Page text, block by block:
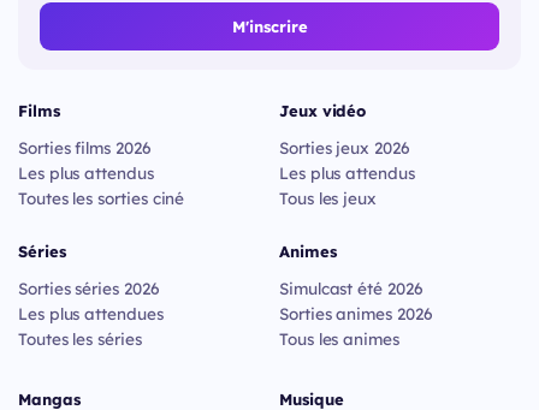
M'inscrire
Films
Sorties films 2026
Les plus attendus
Toutes les sorties ciné
Séries
Sorties séries 2026
Les plus attendues
Toutes les séries
Jeux vidéo
Sorties jeux 2026
Les plus attendus
Tous les jeux
Animes
Simulcast été 2026
Sorties animes 2026
Tous les animes
Mangas Musique